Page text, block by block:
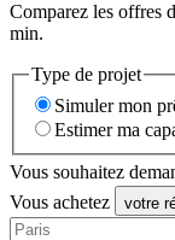
Comparez les offres
min.
Type de projet
Simuler mon
Estimer ma
Vous souhaitez
Vous achetez
votre